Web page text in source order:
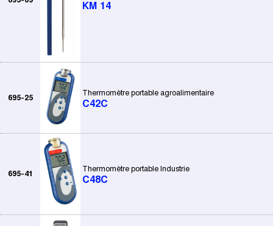
KM 14
695-25
Thermomètre portable agroalimentaire
C42C
695-41
Thermomètre portable Industrie
C48C